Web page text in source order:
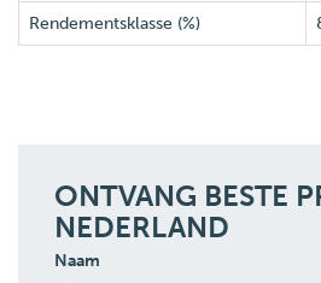
Rendementsklasse (%)
ONTVANG BESTE
NEDERLAND
Naam